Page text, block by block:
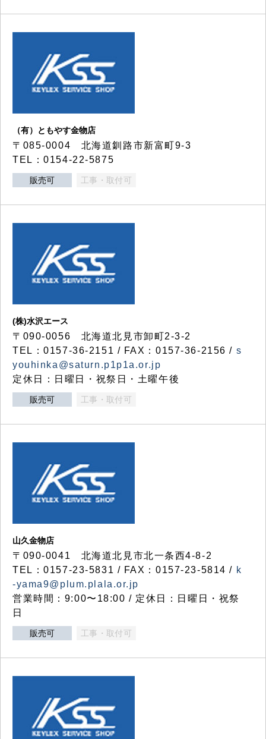
（有）ともやす金物店
〒085-0004 北海道釧路市新富町9-3
TEL：0154-22-5875
販売可 工事・取付可
(株)水沢エース
〒090-0056 北海道北見市卸町2-3-2
TEL：0157-36-2151 / FAX：0157-36-2156 / s
youhinka@saturn.p1p1a.or.jp
定休日：日曜日・祝祭日・土曜午後
販売可 工事・取付可
山久金物店
〒090-0041 北海道北見市北一条西4-8-2
TEL：0157-23-5831 / FAX：0157-23-5814 / k
-yama9@plum.plala.or.jp
営業時間：9:00〜18:00 / 定休日：日曜日・祝祭
日
販売可 工事・取付可